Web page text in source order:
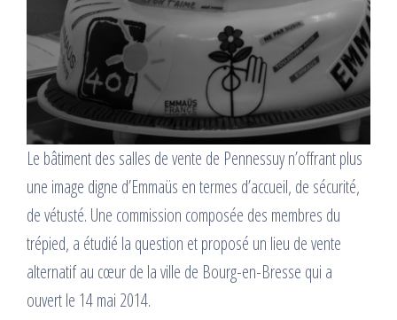
Le bâtiment des salles de vente de Pennessuy n’offrant plus
une image digne d’Emmaüs en termes d’accueil, de sécurité,
de vétusté. Une commission composée des membres du
trépied, a étudié la question et proposé un lieu de vente
alternatif au cœur de la ville de Bourg-en-Bresse qui a
ouvert le 14 mai 2014.